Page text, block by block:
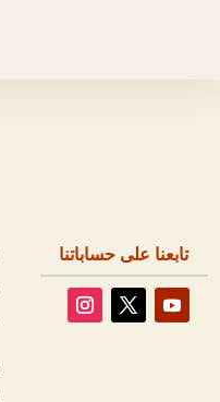
تابعنا على حساباتنا